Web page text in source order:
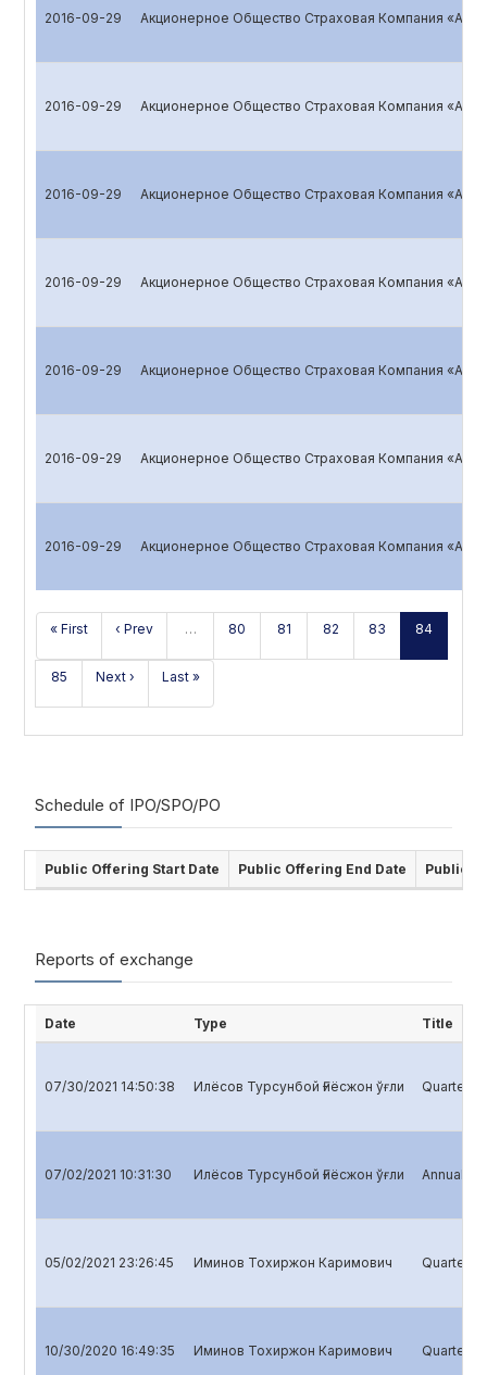
2016-09-29 Акционерное Общество Страховая Компания
2016-09-29 Акционерное Общество Страховая Компания
2016-09-29 Акционерное Общество Страховая Компания
2016-09-29 Акционерное Общество Страховая Компания
2016-09-29 Акционерное Общество Страховая Компания
2016-09-29 Акционерное Общество Страховая Компания
2016-09-29 Акционерное Общество Страховая Компания
« First ‹ Prev … 80 81 82 83 84
85 Next › Last »
Schedule of IPO/SPO/PO
Public Offering Start Date Public Offering End Date Public
Reports of exchange
Date Type Title
07/30/2021 14:50:38 Илёсов Турсунбой Ғиёсжон ўғли Quarterly
07/02/2021 10:31:30 Илёсов Турсунбой Ғиёсжон ўғли Annual
05/02/2021 23:26:45 Иминов Тохиржон Каримович Quarterly
10/30/2020 16:49:35 Иминов Тохиржон Каримович Quarterly